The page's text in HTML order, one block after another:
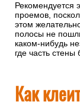
Рекомендуется
проемов,
этом
полосы не
каком-нибудь
где часть
Как